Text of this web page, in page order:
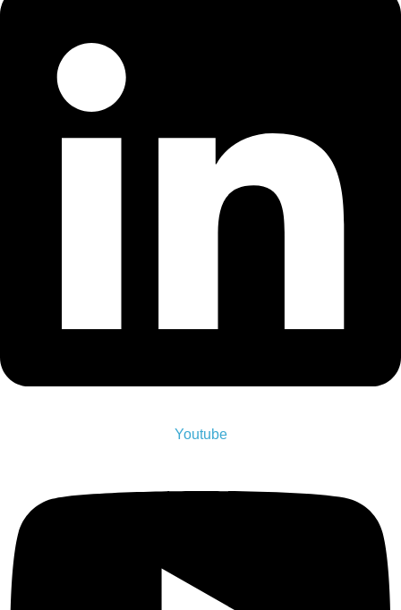
Youtube